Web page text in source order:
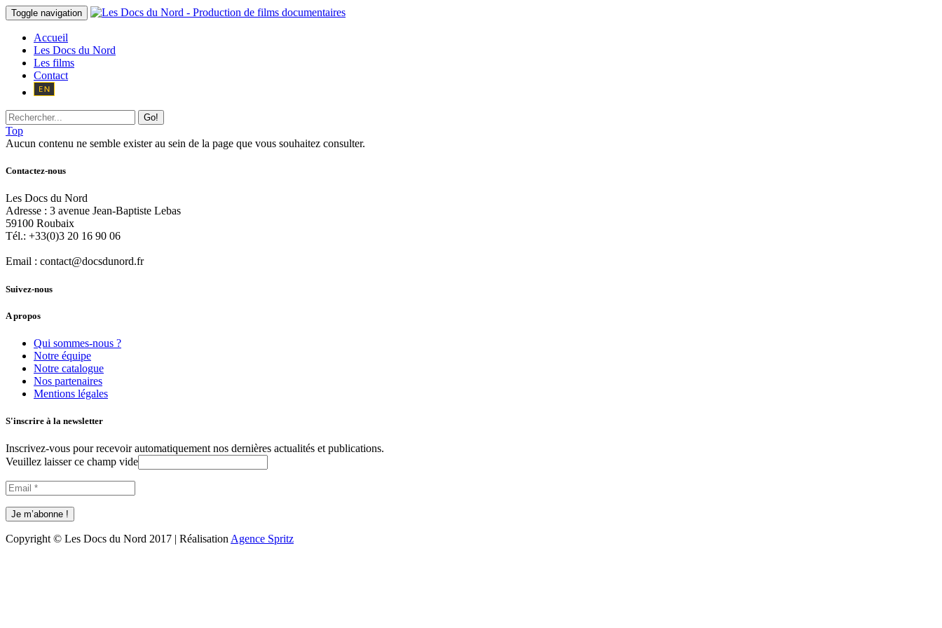
Toggle navigation
Accueil
Les Docs du Nord
Les films
Contact
Go!
Top
Aucun contenu ne semble exister au sein de la page que vous souhaitez consulter.
Contactez-nous
Les Docs du Nord
Adresse : 3 avenue Jean-Baptiste Lebas
59100 Roubaix
Tél.: +33(0)3 20 16 90 06
Email : contact@docsdunord.fr
Suivez-nous
A propos
Qui sommes-nous ?
Notre équipe
Notre catalogue
Nos partenaires
Mentions légales
S'inscrire à la newsletter
Inscrivez-vous pour recevoir automatiquement nos dernières actualités et publications.
Veuillez laisser ce champ vide
Copyright © Les Docs du Nord 2017 | Réalisation Agence Spritz